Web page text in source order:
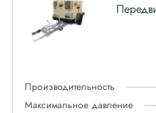
Производительность
Максимальное давление